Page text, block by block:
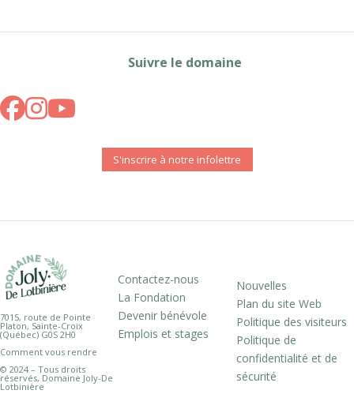
Suivre le domaine
S'inscrire à notre infolettre
7015, route de Pointe
Platon, Sainte-Croix
(Québec) G0S 2H0
Comment vous rendre
© 2024 – Tous droits
réservés, Domaine Joly-De
Lotbinière
Contactez-nous
La Fondation
Devenir bénévole
Emplois et stages
Nouvelles
Plan du site Web
Politique des visiteurs
Politique de
confidentialité et de
sécurité